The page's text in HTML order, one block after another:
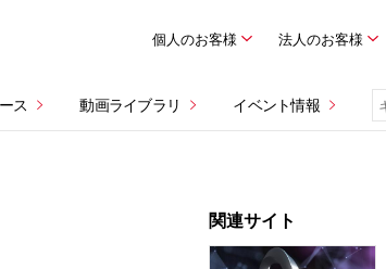
個人のお客様 法人のお客様
ス 動画ライブラリ イベント情報
関連サイト